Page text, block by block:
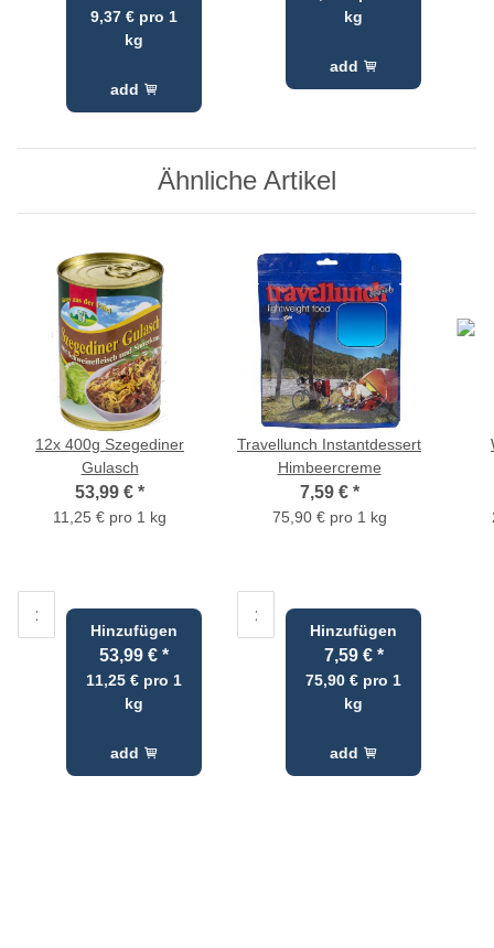
9,37 € pro 1
kg
add
kg
add
Ähnliche Artikel
12x 400g Szegediner
Gulasch
53,99 € *
11,25 € pro 1 kg
Hinzufügen
53,99 €*
11,25 € pro 1
kg
add
Travellunch Instantdessert
Himbeercreme
7,59 € *
75,90 € pro 1 kg
Hinzufügen
7,59 € *
75,90 € pro 1
kg
add